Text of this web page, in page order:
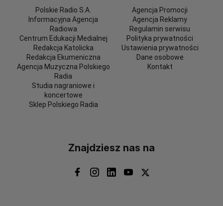
Polskie Radio S.A.
Informacyjna Agencja
Radiowa
Centrum Edukacji Medialnej
Redakcja Katolicka
Redakcja Ekumeniczna
Agencja Muzyczna Polskiego
Radia
Studia nagraniowe i
koncertowe
Sklep Polskiego Radia
Agencja Promocji
Agencja Reklamy
Regulamin serwisu
Polityka prywatności
Ustawienia prywatności
Dane osobowe
Kontakt
Znajdziesz nas na